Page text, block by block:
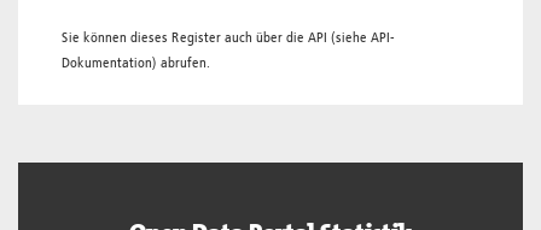
Sie können dieses Register auch über die API (siehe API-
Dokumentation) abrufen.